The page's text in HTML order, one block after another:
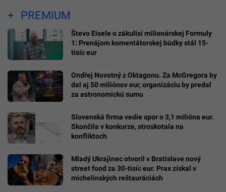
PREMIUM
Števo Eisele o zákulisí milionárskej Formuly
1: Prenájom komentátorskej búdky stál 15-
tisíc eur
Ondřej Novotný z Oktagonu. Za McGregora by
dal aj 50 miliónov eur, organizáciu by predal
za astronomickú sumu
Slovenská firma vedie spor o 3,1 milióna eur.
Skončila v konkurze, stroskotala na
konfliktoch
Mladý Ukrajinec otvoril v Bratislave nový
street food za 30-tisíc eur. Prax získal v
michelinských reštauráciách